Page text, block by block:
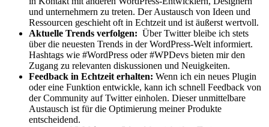
⁢und unternehmern zu treten. Der Austausch von Ideen und
Ressourcen ⁣geschieht oft⁣ in Echtzeit und ist äußerst wertvoll.
Aktuelle Trends verfolgen: ⁢ Über Twitter bleibe‍ ich stets
über die neuesten Trends in der⁣ WordPress-Welt informiert.
Hashtags ​wie #WordPress‍ oder​ #WPDevs bieten mir den
Zugang zu relevanten diskussionen und Neuigkeiten.
Feedback in Echtzeit erhalten: Wenn ich ein neues‌ Plugin
oder eine Funktion entwickle, kann ich​ schnell⁤ Feedback‍ von
der Community auf Twitter‌ einholen. Dieser unmittelbare
Austausch ist ⁤für​ die⁤ Optimierung meiner Produkte
entscheidend.